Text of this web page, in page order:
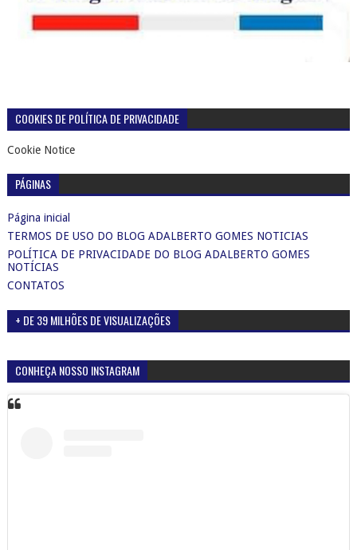
COOKIES DE POLÍTICA DE PRIVACIDADE
Cookie Notice
PÁGINAS
Página inicial
TERMOS DE USO DO BLOG ADALBERTO GOMES NOTICIAS
POLÍTICA DE PRIVACIDADE DO BLOG ADALBERTO GOMES
NOTÍCIAS
CONTATOS
+ DE 39 MILHÕES DE VISUALIZAÇÕES
CONHEÇA NOSSO INSTAGRAM